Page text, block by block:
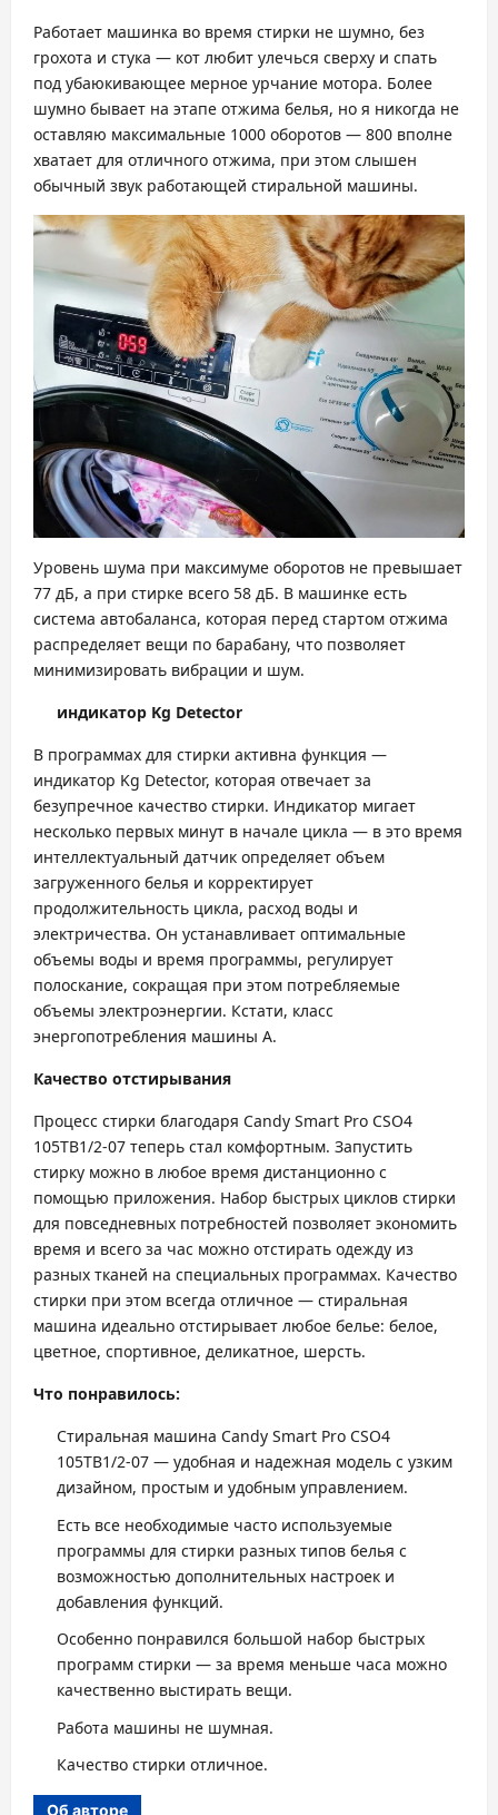
Работает машинка во время стирки не шумно, без
грохота и стука — кот любит улечься сверху и спать
под убаюкивающее мерное урчание мотора. Более
шумно бывает на этапе отжима белья, но я никогда не
оставляю максимальные 1000 оборотов — 800 вполне
хватает для отличного отжима, при этом слышен
обычный звук работающей стиральной машины.
Уровень шума при максимуме оборотов не превышает
77 дБ, а при стирке всего 58 дБ. В машинке есть
система автобаланса, которая перед стартом отжима
распределяет вещи по барабану, что позволяет
минимизировать вибрации и шум.
индикатор Kg Detector
В программах для стирки активна функция —
индикатор Kg Detector, которая отвечает за
безупречное качество стирки. Индикатор мигает
несколько первых минут в начале цикла — в это время
интеллектуальный датчик определяет объем
загруженного белья и корректирует
продолжительность цикла, расход воды и
электричества. Он устанавливает оптимальные
объемы воды и время программы, регулирует
полоскание, сокращая при этом потребляемые
объемы электроэнергии. Кстати, класс
энергопотребления машины А.
Качество отстирывания
Процесс стирки благодаря Candy Smart Pro CSO4
105TB1/2-07 теперь стал комфортным. Запустить
стирку можно в любое время дистанционно с
помощью приложения. Набор быстрых циклов стирки
для повседневных потребностей позволяет экономить
время и всего за час можно отстирать одежду из
разных тканей на специальных программах. Качество
стирки при этом всегда отличное — стиральная
машина идеально отстирывает любое белье: белое,
цветное, спортивное, деликатное, шерсть.
Что понравилось:
Стиральная машина Candy Smart Pro CSO4
105TB1/2-07 — удобная и надежная модель с узким
дизайном, простым и удобным управлением.
Есть все необходимые часто используемые
программы для стирки разных типов белья с
возможностью дополнительных настроек и
добавления функций.
Особенно понравился большой набор быстрых
программ стирки — за время меньше часа можно
качественно выстирать вещи.
Работа машины не шумная.
Качество стирки отличное.
Об авторе